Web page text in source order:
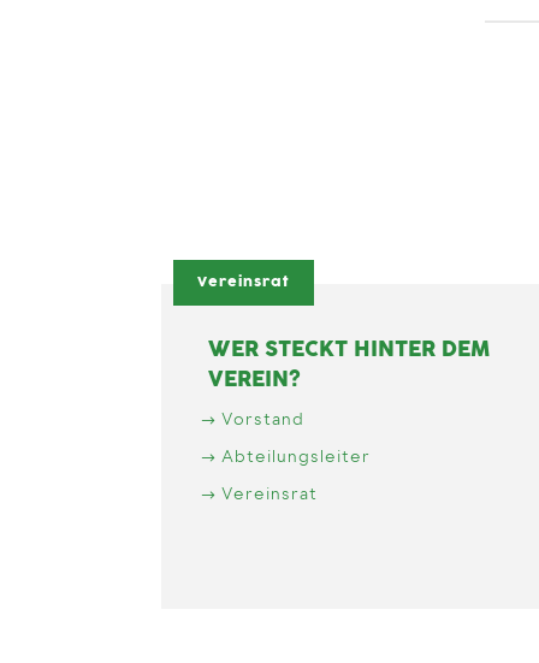
Vereinsrat
WER STECKT HINTER DEM
VEREIN?
Vorstand
Abteilungsleiter
Vereinsrat